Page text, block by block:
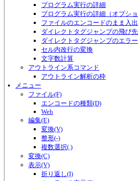
プログラム実行の詳細
プログラム実行の詳細（オプショ
ファイルのエンコードのまま入
ダイレクトタグジャンプの飛び
ダイレクトタグジャンプのエラー
セル内改行の変換
文字数計算
アウトライン系コマンド
アウトライン解析の枠
メニュー
ファイル(F)
エンコードの種類(D)
Web
編集(E)
変換(V)
整形(-)
複数選択(.)
変換(C)
表示(V)
折り返し(I)